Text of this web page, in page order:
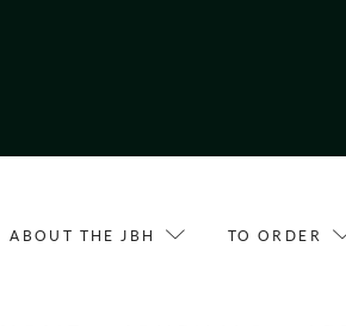
ABOUT THE JBH TO ORDER